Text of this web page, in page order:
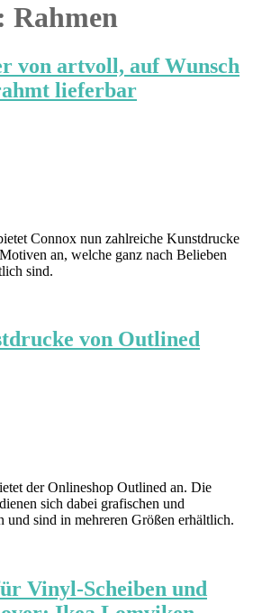
Rahmen
von artvoll, auf Wunsch
lieferbar
Connox nun zahlreiche Kunstdrucke
an, welche ganz nach Belieben
sind.
von Outlined
der Onlineshop Outlined an. Die
sich dabei grafischen und
und sind in mehreren Größen erhältlich.
Vinyl-Scheiben und